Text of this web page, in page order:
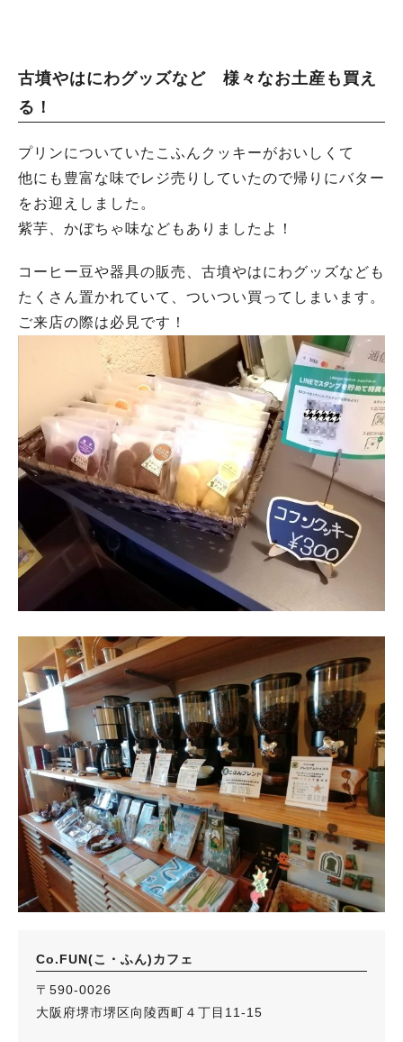
古墳やはにわグッズなど 様々なお土産も買え
る！
プリンについていたこふんクッキーがおいしくて
他にも豊富な味でレジ売りしていたので帰りにバター
をお迎えしました。
紫芋、かぼちゃ味などもありましたよ！
コーヒー豆や器具の販売、古墳やはにわグッズなども
たくさん置かれていて、ついつい買ってしまいます。
ご来店の際は必見です！
Co.FUN(こ・ふん)カフェ
〒590-0026
大阪府堺市堺区向陵西町４丁目11-15